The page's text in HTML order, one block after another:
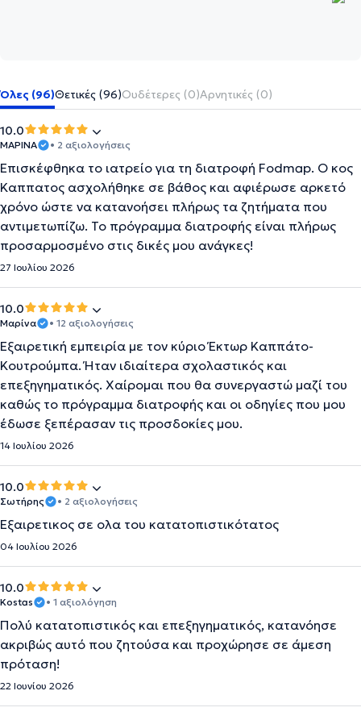
Όλες (96)Θετικές (96)Ουδέτερες (0)Αρνητικές (0)
10.0
ΜΑΡΙΝΑ • 2 αξιολογήσεις
Επισκέφθηκα το ιατρείο για τη διατροφή Fodmap. Ο κος
Καππατος ασχολήθηκε σε βάθος και αφιέρωσε αρκετό
χρόνο ώστε να κατανοήσει πλήρως τα ζητήματα που
αντιμετωπίζω. Το πρόγραμμα διατροφής είναι πλήρως
προσαρμοσμένο στις δικές μου ανάγκες!
27 Ιουλίου 2026
10.0
Μαρίνα • 12 αξιολογήσεις
Εξαιρετική εμπειρία με τον κύριο Έκτωρ Καππάτο-
Κουτρούμπα. Ήταν ιδιαίτερα σχολαστικός και
επεξηγηματικός. Χαίρομαι που θα συνεργαστώ μαζί του
καθώς το πρόγραμμα διατροφής και οι οδηγίες που μου
έδωσε ξεπέρασαν τις προσδοκίες μου.
14 Ιουλίου 2026
10.0
Σωτήρης • 2 αξιολογήσεις
Εξαιρετικος σε ολα του κατατοπιστικότατος
04 Ιουλίου 2026
10.0
Kostas • 1 αξιολόγηση
Πολύ κατατοπιστικός και επεξηγηματικός, κατανόησε
ακριβώς αυτό που ζητούσα και προχώρησε σε άμεση
πρόταση!
22 Ιουνίου 2026